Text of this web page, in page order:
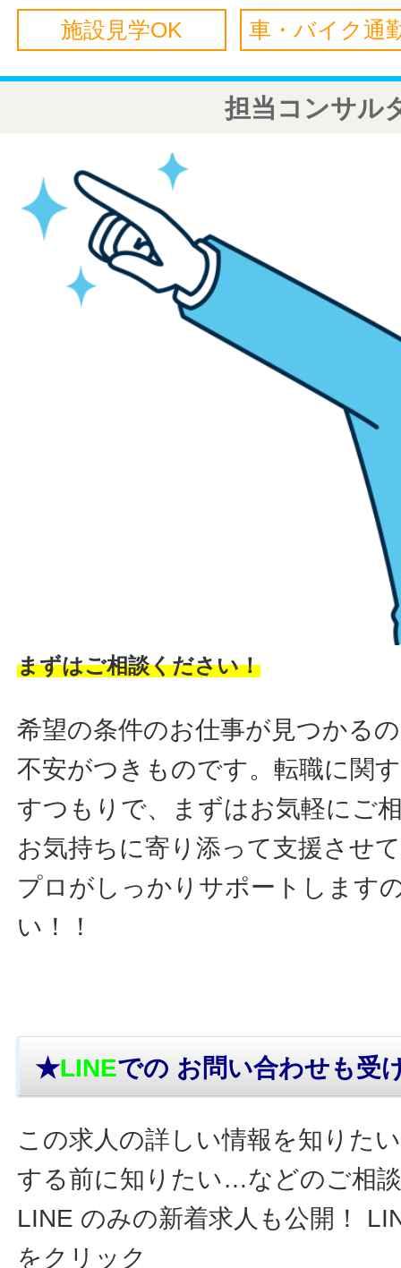
施設見学OK 車・バイク通
担当コンサル
まずはご相談ください！
希望の条件のお仕事が見つかる
不安がつきものです。転職に関
すつもりで、まずはお気軽にご
お気持ちに寄り添って支援させ
プロがしっかりサポートします
い！！
★LINEでの お問い合わせも受
この求人の詳しい情報を知りた
する前に知りたい…などのご相
LINE のみの新着求人も公開！
をクリック